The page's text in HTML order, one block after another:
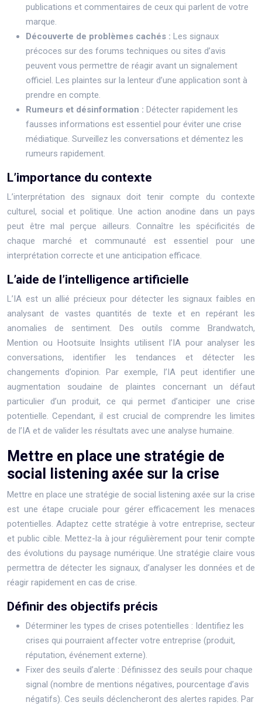
publications et commentaires de ceux qui parlent de votre
marque.
Découverte de problèmes cachés : Les signaux
précoces sur des forums techniques ou sites d’avis
peuvent vous permettre de réagir avant un signalement
officiel. Les plaintes sur la lenteur d’une application sont à
prendre en compte.
Rumeurs et désinformation : Détecter rapidement les
fausses informations est essentiel pour éviter une crise
médiatique. Surveillez les conversations et démentez les
rumeurs rapidement.
L’importance du contexte
L’interprétation des signaux doit tenir compte du contexte
culturel, social et politique. Une action anodine dans un pays
peut être mal perçue ailleurs. Connaître les spécificités de
chaque marché et communauté est essentiel pour une
interprétation correcte et une anticipation efficace.
L’aide de l’intelligence artificielle
L’IA est un allié précieux pour détecter les signaux faibles en
analysant de vastes quantités de texte et en repérant les
anomalies de sentiment. Des outils comme Brandwatch,
Mention ou Hootsuite Insights utilisent l’IA pour analyser les
conversations, identifier les tendances et détecter les
changements d’opinion. Par exemple, l’IA peut identifier une
augmentation soudaine de plaintes concernant un défaut
particulier d’un produit, ce qui permet d’anticiper une crise
potentielle. Cependant, il est crucial de comprendre les limites
de l’IA et de valider les résultats avec une analyse humaine.
Mettre en place une stratégie de
social listening axée sur la crise
Mettre en place une stratégie de social listening axée sur la crise
est une étape cruciale pour gérer efficacement les menaces
potentielles. Adaptez cette stratégie à votre entreprise, secteur
et public cible. Mettez-la à jour régulièrement pour tenir compte
des évolutions du paysage numérique. Une stratégie claire vous
permettra de détecter les signaux, d’analyser les données et de
réagir rapidement en cas de crise.
Définir des objectifs précis
Déterminer les types de crises potentielles : Identifiez les
crises qui pourraient affecter votre entreprise (produit,
réputation, événement externe).
Fixer des seuils d’alerte : Définissez des seuils pour chaque
signal (nombre de mentions négatives, pourcentage d’avis
négatifs). Ces seuils déclencheront des alertes rapides. Par